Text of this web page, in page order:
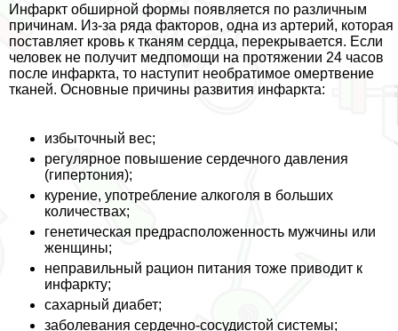
Инфаркт обширной формы появляется по различным
причинам. Из-за ряда факторов, одна из артерий, которая
поставляет кровь к тканям сердца, перекрывается. Если
человек не получит медпомощи на протяжении 24 часов
после инфаркта, то наступит необратимое омертвение
тканей. Основные причины развития инфаркта:
избыточный вес;
регулярное повышение сердечного давления
(гипертония);
курение, употрeбление алкоголя в больших
количествах;
генетическая предрасположенность мужчины или
женщины;
неправильный рацион питания тоже приводит к
инфаркту;
сахарный диабет;
заболевания сердечно-сосудистой системы;